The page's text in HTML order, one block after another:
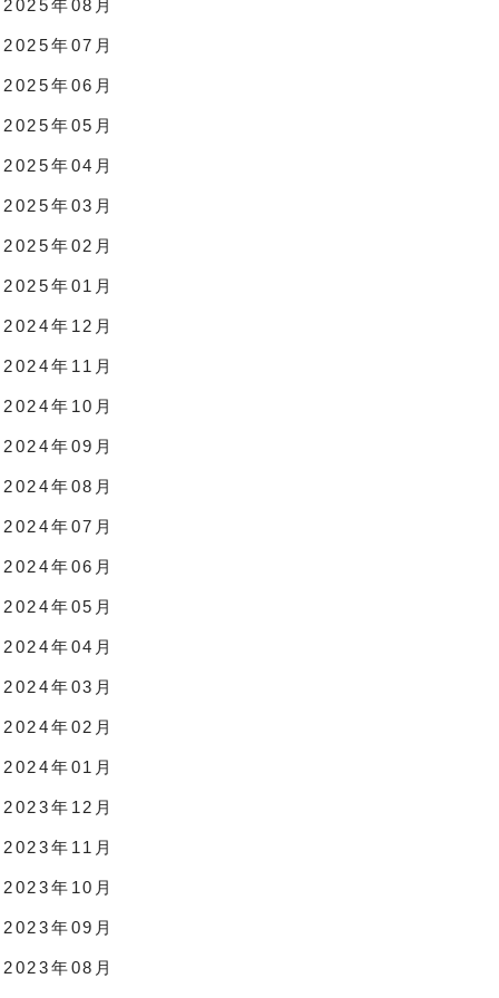
2025年08月
2025年07月
2025年06月
2025年05月
2025年04月
2025年03月
2025年02月
2025年01月
2024年12月
2024年11月
2024年10月
2024年09月
2024年08月
2024年07月
2024年06月
2024年05月
2024年04月
2024年03月
2024年02月
2024年01月
2023年12月
2023年11月
2023年10月
2023年09月
2023年08月